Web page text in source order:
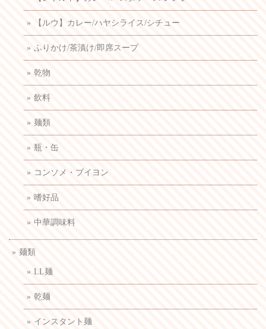
【ルウ】カレー/ハヤシライス/シチュー
ふりかけ/茶漬け/即席スープ
乾物
飲料
麺類
瓶・缶
コンソメ・ブイヨン
嗜好品
中華調味料
麺類
LL麺
乾麺
インスタント麺